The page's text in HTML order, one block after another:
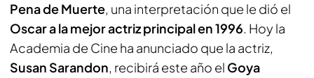
Pena de Muerte, una interpretación que le dió el
Oscar a la mejor actriz principal en 1996. Hoy la
Academia de Cine ha anunciado que la actriz,
Susan Sarandon, recibirá este año el Goya